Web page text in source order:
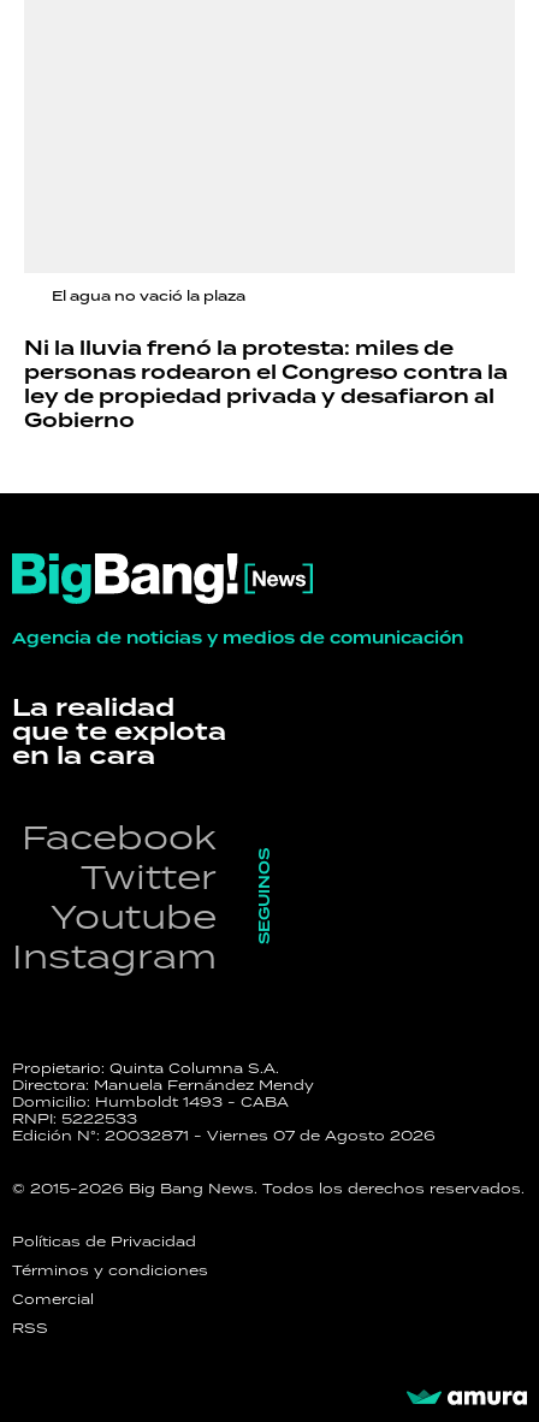
El agua no vació la plaza
Ni la lluvia frenó la protesta: miles de
personas rodearon el Congreso contra la
ley de propiedad privada y desafiaron al
Gobierno
Agencia de noticias y medios de comunicación
La realidad
que te explota
en la cara
Facebook
Twitter
Youtube
Instagram
SEGUINOS
Propietario: Quinta Columna S.A.
Directora: Manuela Fernández Mendy
Domicilio: Humboldt 1493 - CABA
RNPI: 5222533
Edición N°: 20032871 - Viernes 07 de Agosto 2026
© 2015-2026 Big Bang News. Todos los derechos reservados.
Políticas de Privacidad
Términos y condiciones
Comercial
RSS